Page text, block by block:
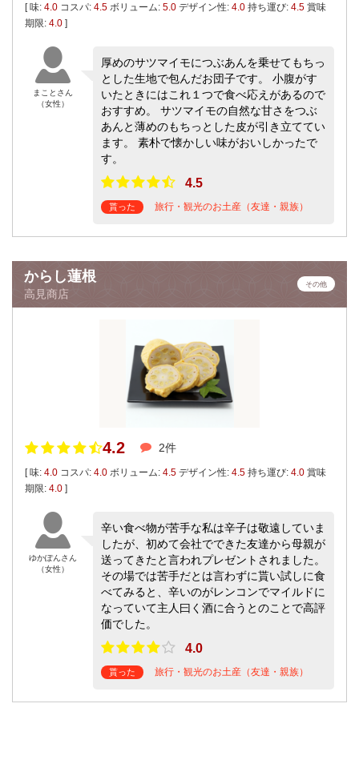
[ 味: 4.0 コスパ: 4.5 ボリューム: 5.0 デザイン性: 4.0 持ち運び: 4.5 賞味
期限: 4.0 ]
まことさん
（女性）
厚めのサツマイモにつぶあんを乗せてもちっ
とした生地で包んだお団子です。 小腹がす
いたときにはこれ１つで食べ応えがあるので
おすすめ。 サツマイモの自然な甘さをつぶ
あんと薄めのもちっとした皮が引き立ててい
ます。 素朴で懐かしい味がおいしかったで
す。
4.5
貰った 旅行・観光のお土産（友達・親族）
からし蓮根
高見商店
その他
4.2 2件
[ 味: 4.0 コスパ: 4.0 ボリューム: 4.5 デザイン性: 4.5 持ち運び: 4.0 賞味
期限: 4.0 ]
ゆかぽんさん
（女性）
辛い食べ物が苦手な私は辛子は敬遠していま
したが、初めて会社でできた友達から母親が
送ってきたと言われプレゼントされました。
その場では苦手だとは言わずに貰い試しに食
べてみると、辛いのがレンコンでマイルドに
なっていて主人曰く酒に合うとのことで高評
価でした。
4.0
貰った 旅行・観光のお土産（友達・親族）